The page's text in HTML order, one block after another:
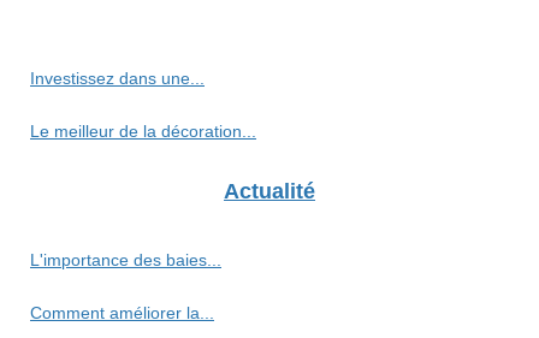
Investissez dans une...
Le meilleur de la décoration...
Actualité
L'importance des baies...
Comment améliorer la...